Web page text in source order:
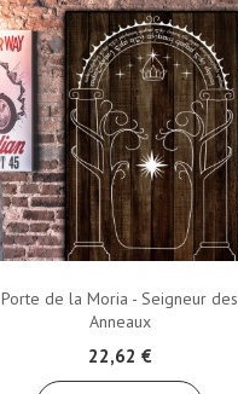
Porte de la Moria - Seigneur des
Anneaux
22,62 €